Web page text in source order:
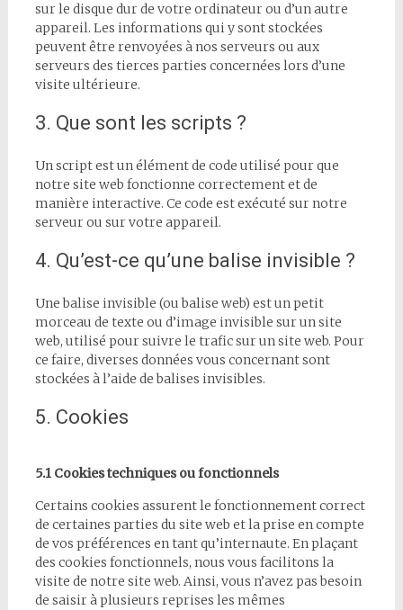
sur le disque dur de votre ordinateur ou d’un autre
appareil. Les informations qui y sont stockées
peuvent être renvoyées à nos serveurs ou aux
serveurs des tierces parties concernées lors d’une
visite ultérieure.
3. Que sont les scripts ?
Un script est un élément de code utilisé pour que
notre site web fonctionne correctement et de
manière interactive. Ce code est exécuté sur notre
serveur ou sur votre appareil.
4. Qu’est-ce qu’une balise invisible ?
Une balise invisible (ou balise web) est un petit
morceau de texte ou d’image invisible sur un site
web, utilisé pour suivre le trafic sur un site web. Pour
ce faire, diverses données vous concernant sont
stockées à l’aide de balises invisibles.
5. Cookies
5.1 Cookies techniques ou fonctionnels
Certains cookies assurent le fonctionnement correct
de certaines parties du site web et la prise en compte
de vos préférences en tant qu’internaute. En plaçant
des cookies fonctionnels, nous vous facilitons la
visite de notre site web. Ainsi, vous n’avez pas besoin
de saisir à plusieurs reprises les mêmes